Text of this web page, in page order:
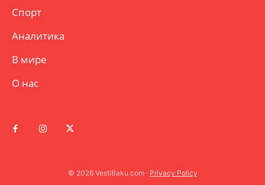
Спорт
Аналитика
В мире
О нас
© 2026 VestiBaku.com · Privacy Policy